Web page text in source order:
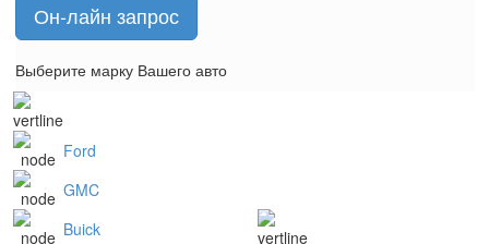
Он-лайн запрос
Выберите марку Вашего авто
Ford
GMC
Buick